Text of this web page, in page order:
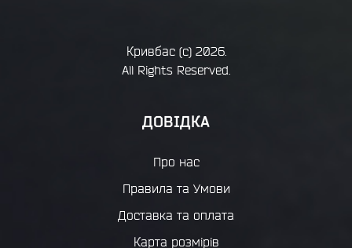
Кривбас(с) 2026.
All Rights Reserved.
ДОВІДКА
Про нас
Правила та Умови
Доставка та оплата
Карта розмірів